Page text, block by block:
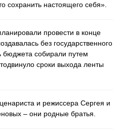
сохранить настоящего себя».
провести в конце
без государственного
бюджета собирали путем
сроки выхода ленты
и режиссера Сергея и
– они родные братья.